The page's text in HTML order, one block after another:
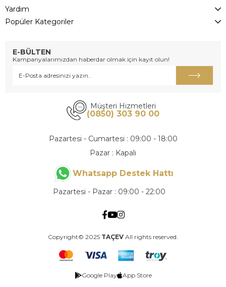
Yardım
Popüler Kategoriler
E-BÜLTEN
Kampanyalarımızdan haberdar olmak için kayıt olun!
Müşteri Hizmetleri
(0850) 303 90 00
Pazartesi - Cumartesi : 09:00 - 18:00
Pazar : Kapalı
Whatsapp Destek Hattı
Pazartesi - Pazar : 09:00 - 22:00
Copyright© 2025 TAÇEV All rights reserved.
Google Play App Store